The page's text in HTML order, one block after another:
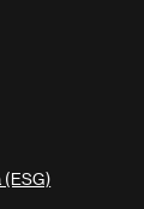
(ESG)